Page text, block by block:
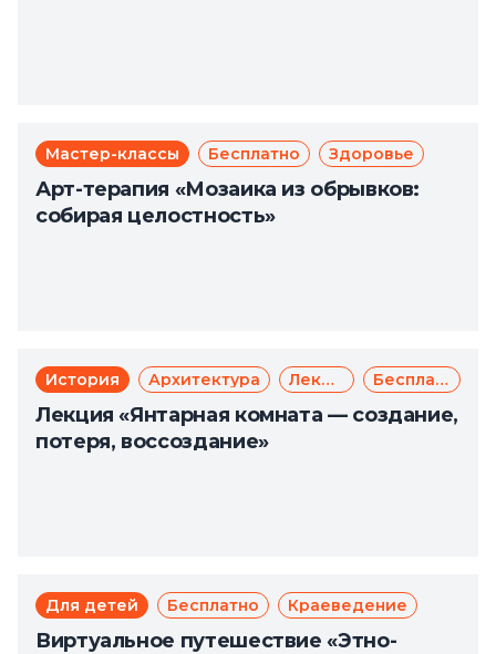
Мастер-классы Бесплатно Здоровье
Арт-терапия «Мозаика из обрывков:
собирая целостность»
История Архитектура Лекции Бесплатно
Лекция «Янтарная комната — создание,
потеря, воссоздание»
Для детей Бесплатно Краеведение
Виртуальное путешествие «Этно-